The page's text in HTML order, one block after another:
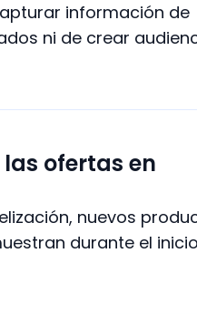
información de
ni de crear
ofertas en
nuevos
durante el